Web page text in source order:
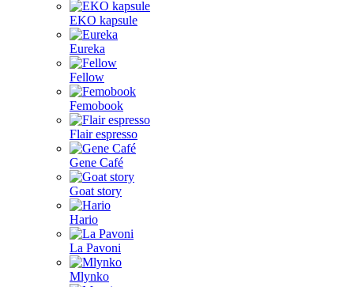
EKO kapsule
Eureka
Fellow
Femobook
Flair espresso
Gene Café
Goat story
Hario
La Pavoni
Mlynko